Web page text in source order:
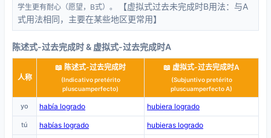
学生更有耐心（愿望，B式）。
【虚拟式过去未完成时B用法：与A
式用法相同，主要在某些地区更常用】
陈述式-过去完成时 & 虚拟式-过去完成时A
人称
📖 陈述式-过去完成时
(Indicativo pretérito
pluscuamperfecto)
📖 虚拟式-过去完成时A
(Subjuntivo pretérito
pluscuamperfecto A)
yo había logrado hubiera logrado
tú habías logrado hubieras logrado